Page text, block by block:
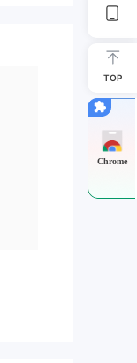
TOP
Chrome